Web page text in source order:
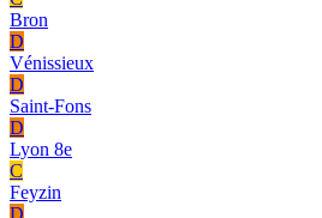
Bron
D
Vénissieux
D
Saint-Fons
D
Lyon 8e
C
Feyzin
D